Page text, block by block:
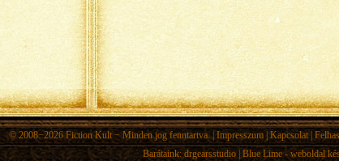
© 2008−2026 Fiction Kult− Minden jog fenntartva. | Impresszum| Kapcsolat|
Barátaink:drgearsstudio| Blue Lime - weboldal